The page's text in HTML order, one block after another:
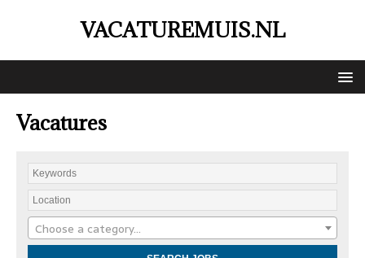
VACATUREMUIS.NL
Vacatures
Choose a category…